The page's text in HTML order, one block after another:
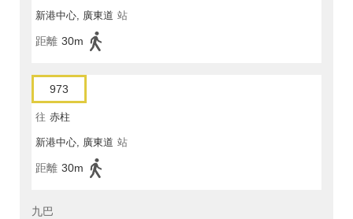
新港中心, 廣東道 站
距離 30m
973
往 赤柱
新港中心, 廣東道 站
距離 30m
九巴